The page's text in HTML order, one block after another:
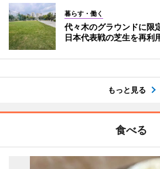
暮らす・働く
代々木のグラウンドに
日本代表戦の芝生を再利
もっと見る
食べる